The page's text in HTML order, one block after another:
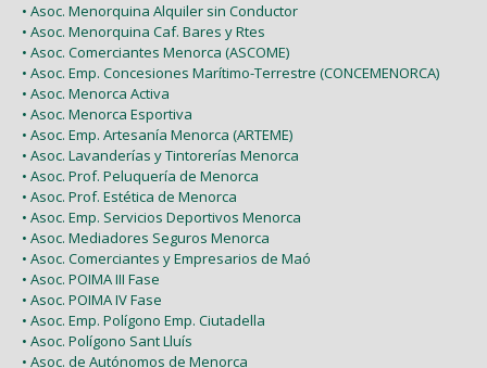
• Asoc. Menorquina Alquiler sin Conductor
• Asoc. Menorquina Caf. Bares y Rtes
• Asoc. Comerciantes Menorca (ASCOME)
• Asoc. Emp. Concesiones Marítimo-Terrestre (CONCEMENORCA)
• Asoc. Menorca Activa
• Asoc. Menorca Esportiva
• Asoc. Emp. Artesanía Menorca (ARTEME)
• Asoc. Lavanderías y Tintorerías Menorca
• Asoc. Prof. Peluquería de Menorca
• Asoc. Prof. Estética de Menorca
• Asoc. Emp. Servicios Deportivos Menorca
• Asoc. Mediadores Seguros Menorca
• Asoc. Comerciantes y Empresarios de Maó
• Asoc. POIMA III Fase
• Asoc. POIMA IV Fase
• Asoc. Emp. Polígono Emp. Ciutadella
• Asoc. Polígono Sant Lluís
• Asoc. de Autónomos de Menorca